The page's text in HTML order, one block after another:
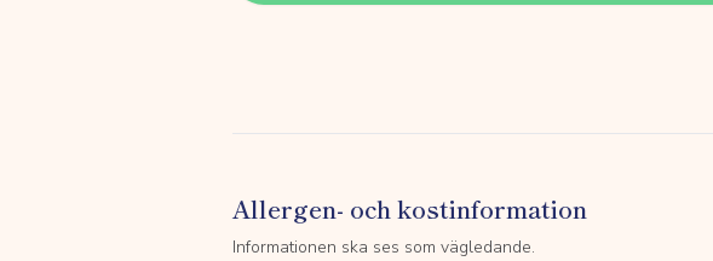
Allergen- och kostinformation
Informationen ska ses som vägledande.